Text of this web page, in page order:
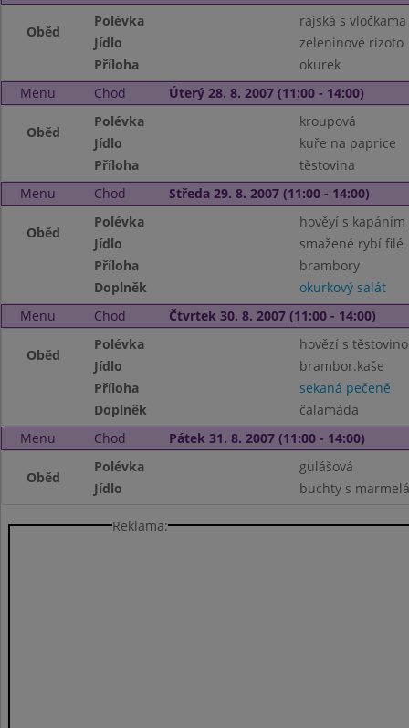
Oběd
Polévka
rajská s vločkama
Jídlo
zeleninové rizoto
Příloha
okurek
Menu
Chod Úterý 28. 8. 2007 (11:00 - 14:00)
Oběd
Polévka
kroupová
Jídlo
kuře na paprice
Příloha
těstovina
Menu
Chod Středa 29. 8. 2007 (11:00 - 14:00)
Oběd
Polévka
hověyí s kapáním
Jídlo
smažené rybí filé
Příloha
brambory
Doplněk
okurkový salát
Menu
Chod Čtvrtek 30. 8. 2007 (11:00 - 14:00)
Oběd
Polévka
hovězí s
Jídlo
brambor.kaše
Příloha
sekaná pečeně
Doplněk
čalamáda
Menu
Chod Pátek 31. 8. 2007 (11:00 - 14:00)
Oběd
Polévka
gulášová
Jídlo
buchty s
Reklama: